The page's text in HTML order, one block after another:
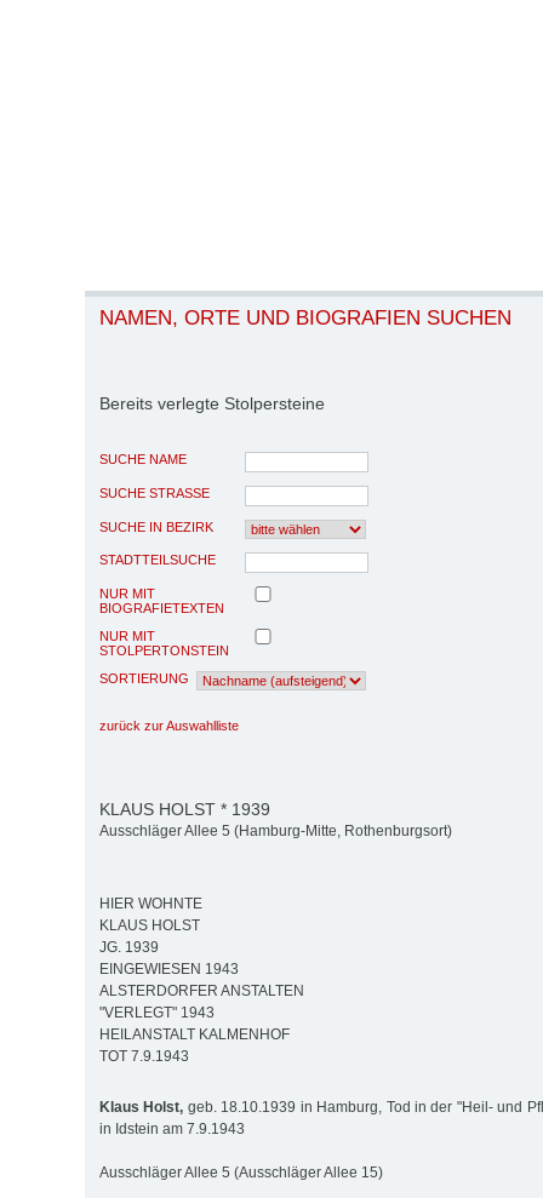
NAMEN, ORTE UND BIOGRAFIEN SUCHEN
Bereits verlegte Stolpersteine
SUCHE NAME
SUCHE STRASSE
SUCHE IN BEZIRK
STADTTEILSUCHE
NUR MIT
BIOGRAFIETEXTEN
NUR MIT
STOLPERTONSTEIN
SORTIERUNG
zurück zur Auswahlliste
KLAUS HOLST * 1939
Ausschläger Allee 5 (Hamburg-Mitte, Rothenburgsort)
HIER WOHNTE
KLAUS HOLST
JG. 1939
EINGEWIESEN 1943
ALSTERDORFER ANSTALTEN
"VERLEGT" 1943
HEILANSTALT KALMENHOF
TOT 7.9.1943
Klaus Holst, geb. 18.10.1939 in Hamburg, Tod in der "Heil- und
in Idstein am 7.9.1943
Ausschläger Allee 5 (Ausschläger Allee 15)